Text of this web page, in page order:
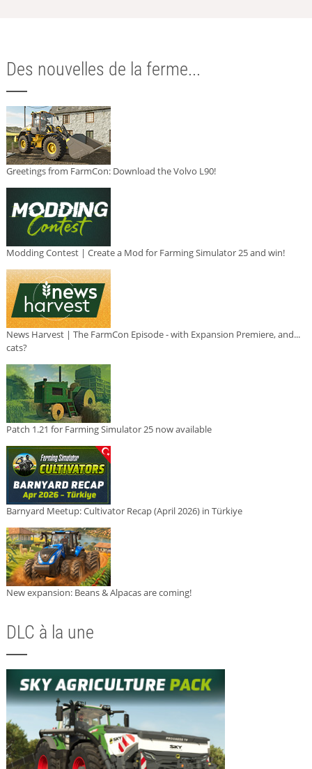
Des nouvelles de la ferme...
Greetings from FarmCon: Download the Volvo L90!
Modding Contest | Create a Mod for Farming Simulator 25 and win!
News Harvest | The FarmCon Episode - with Expansion Premiere, and...
cats?
Patch 1.21 for Farming Simulator 25 now available
Barnyard Meetup: Cultivator Recap (April 2026) in Türkiye
New expansion: Beans & Alpacas are coming!
DLC à la une